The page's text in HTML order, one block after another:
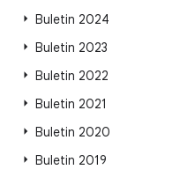
Buletin 2024
Buletin 2023
Buletin 2022
Buletin 2021
Buletin 2020
Buletin 2019